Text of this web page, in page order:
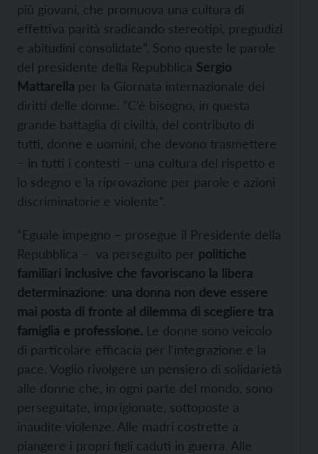
più giovani, che promuova una cultura di
effettiva parità sradicando stereotipi, pregiudizi
e abitudini consolidate”. Sono queste le parole
del presidente della Repubblica Sergio
Mattarella per la Giornata internazionale dei
diritti delle donne. “C’è bisogno, in questa
grande battaglia di civiltà, del contributo di
tutti, donne e uomini, che devono trasmettere
– in tutti i contesti – una cultura del rispetto e
lo sdegno e la riprovazione per parole e azioni
discriminatorie e violente”.
“Eguale impegno – prosegue il Presidente della
Repubblica – va perseguito per politiche
familiari inclusive che favoriscano la libera
determinazione: una donna non deve essere
mai posta di fronte al dilemma di scegliere tra
famiglia e professione. Le donne sono veicolo
di particolare efficacia per l’integrazione e la
pace. Voglio rivolgere un pensiero di solidarietà
alle donne che, in ogni parte del mondo, sono
perseguitate, imprigionate, sottoposte a
inaudite violenze. Alle madri costrette a
piangere i propri figli caduti in guerra. Alle